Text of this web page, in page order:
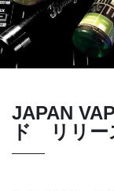
JAPAN
ド リリー